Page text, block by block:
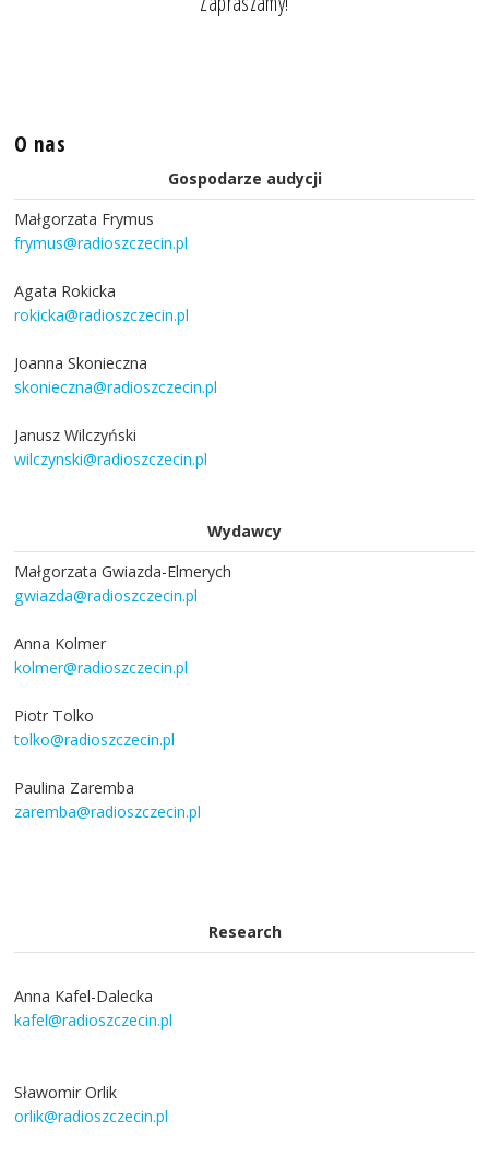
O nas
Gospodarze audycji
Małgorzata Frymus
frymus@radioszczecin.pl
Agata Rokicka
rokicka@radioszczecin.pl
Joanna Skonieczna
skonieczna@radioszczecin.pl
Janusz Wilczyński
wilczynski@radioszczecin.pl
Wydawcy
Małgorzata Gwiazda-Elmerych
gwiazda@radioszczecin.pl
Anna Kolmer
kolmer@radioszczecin.pl
Piotr Tolko
tolko@radioszczecin.pl
Paulina Zaremba
zaremba@radioszczecin.pl
Research
Anna Kafel-Dalecka
kafel@radioszczecin.pl
Sławomir Orlik
orlik@radioszczecin.pl